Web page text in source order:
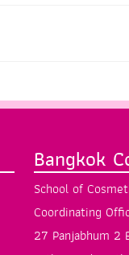
Bangkok
School of
Coordinating
27 Panjabhum 2